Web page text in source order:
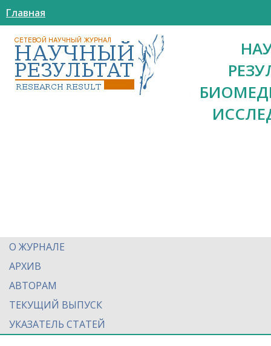
Главная
О ЖУРНАЛЕ
АРХИВ
АВТОРАМ
ТЕКУЩИЙ ВЫПУСК
УКАЗАТЕЛЬ СТАТЕЙ